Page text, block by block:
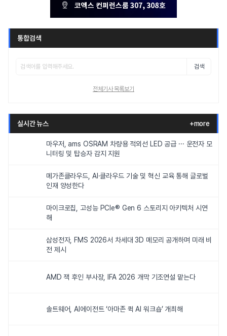
통합검색
검색
전체기사 목록보기
실시간 뉴스 +more
마우저, ams OSRAM 차량용 적외선 LED 공급 ··· 운전자 모
니터링 및 탑승자 감지 지원
메가존클라우드, AI·클라우드 기술 및 혁신 교육 통해 글로벌
인재 양성한다
마이크로칩, 고성능 PCIe® Gen 6 스토리지 아키텍처 시연
해
삼성전자, FMS 2026서 차세대 3D 메모리 공개하며 미래 비
전 제시
AMD 잭 후인 부사장, IFA 2026 개막 기조연설 맡는다
솔트웨어, AI에이전트 ‘아마존 퀵 AI 워크숍’ 개최해